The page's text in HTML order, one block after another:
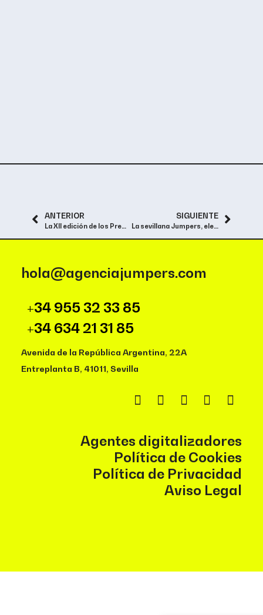
ANTERIOR
La XII edición de los Premios Agripina ha coronado a «Jumpers» como la Mejor Agencia del Año
SIGUIENTE
La sevillana Jumpers, elegida Mejor Agencia del Año 2022
hola@agenciajumpers.com
+34 955 32 33 85
+34 634 21 31 85
Avenida de la República Argentina, 22A
Entreplanta B, 41011, Sevilla
Agentes digitalizadores
Política de Cookies
Política de Privacidad
Aviso Legal